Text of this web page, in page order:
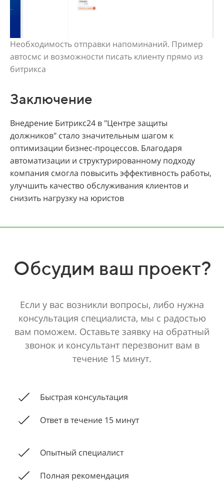
Необходимость отправки напоминаний. Пример
автосмс и возможности писать клиенту прямо из
битрикса
Заключение
Внедрение Битрикс24 в "Центре защиты
должников" стало значительным шагом к
оптимизации бизнес-процессов. Благодаря
автоматизации и структурированному подходу
компания смогла повысить эффективность работы,
улучшить качество обслуживания клиентов и
снизить нагрузку на юристов
Обсудим ваш проект?
Если у вас возникли вопросы, либо нужна
консультация специалиста, мы с радостью
вам поможем. Оставьте заявку на обратный
звонок и консультант перезвонит вам в
течение 15 минут.
Быстрая консультация
Ответ в течение 15 минут
Опытный специалист
Полная рекомендация